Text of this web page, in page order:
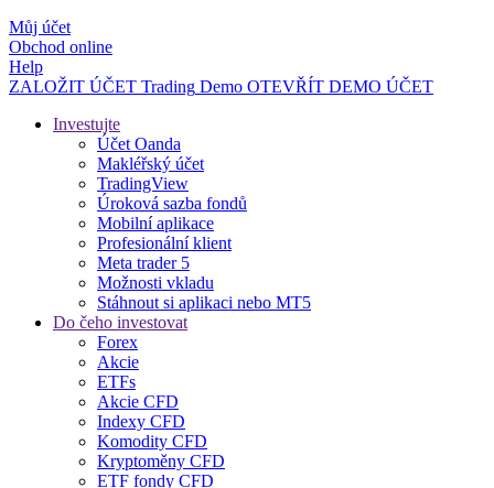
Můj účet
Obchod online
Help
ZALOŽIT ÚČET Trading Demo OTEVŘÍT DEMO ÚČET
Investujte
Účet Oanda
Makléřský účet
TradingView
Úroková sazba fondů
Mobilní aplikace
Profesionální klient
Meta trader 5
Možnosti vkladu
Stáhnout si aplikaci nebo MT5
Do čeho investovat
Forex
Akcie
ETFs
Akcie CFD
Indexy CFD
Komodity CFD
Kryptoměny CFD
ETF fondy CFD